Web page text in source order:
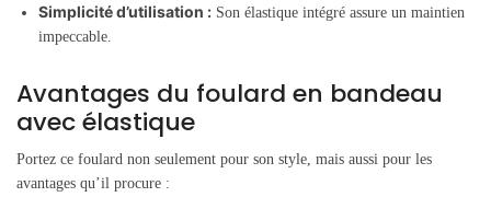
Simplicité d’utilisation : Son élastique intégré assure un maintien
impeccable.
Avantages du foulard en bandeau
avec élastique
Portez ce foulard non seulement pour son style, mais aussi pour les
avantages qu’il procure :